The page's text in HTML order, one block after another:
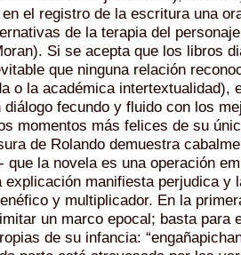
el registro de la escritura una
de la terapia del
Si se acepta que los libros
que ninguna relación
o la académica intertextualidad),
diálogo fecundo y fluido con los
momentos más felices de su
de Rolando demuestra
que la novela es una operación
explicación manifiesta perjudica y
y multiplicador. En la
un marco epocal; basta para
de su infancia: